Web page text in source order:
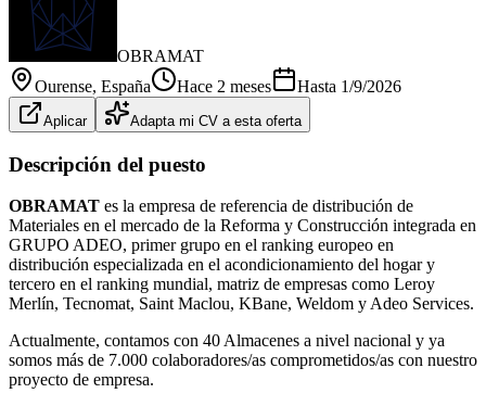
OBRAMAT
Ourense, España Hace 2 meses Hasta 1/9/2026
Aplicar Adapta mi CV a esta oferta
Descripción del puesto
OBRAMAT es la empresa de referencia de distribución de
Materiales en el mercado de la Reforma y Construcción integrada en
GRUPO ADEO, primer grupo en el ranking europeo en
distribución especializada en el acondicionamiento del hogar y
tercero en el ranking mundial, matriz de empresas como Leroy
Merlín, Tecnomat, Saint Maclou, KBane, Weldom y Adeo Services.
Actualmente, contamos con 40 Almacenes a nivel nacional y ya
somos más de 7.000 colaboradores/as comprometidos/as con nuestro
proyecto de empresa.